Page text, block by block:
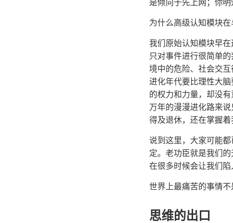
是倾向于先上网；你
为什么高级认知模块
我们原始认知模块早
只对事件进行很简单
境中的危险、社会交
进化年代要比理性大
的权力和力量，却没
万年的漫漫进化路来
得及退休，还在掌握着
说到这里，大家可能
定。老功臣就是我们
在很多时候会让我们陷
世界上最痛苦的事情不
思维的出口